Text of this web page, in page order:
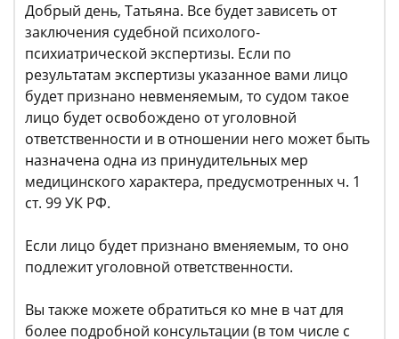
Добрый день, Татьяна. Все будет зависеть от
заключения судебной психолого-
психиатрической экспертизы. Если по
результатам экспертизы указанное вами лицо
будет признано невменяемым, то судом такое
лицо будет освобождено от уголовной
ответственности и в отношении него может быть
назначена одна из принудительных мер
медицинского характера, предусмотренных ч. 1
ст. 99 УК РФ.
Если лицо будет признано вменяемым, то оно
подлежит уголовной ответственности.
Вы также можете обратиться ко мне в чат для
более подробной консультации (в том числе с